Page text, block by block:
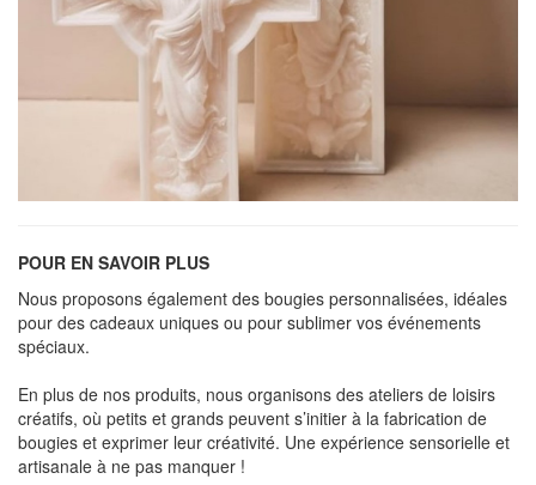
POUR EN SAVOIR PLUS
Nous proposons également des bougies personnalisées, idéales
pour des cadeaux uniques ou pour sublimer vos événements
spéciaux.
En plus de nos produits, nous organisons des ateliers de loisirs
créatifs, où petits et grands peuvent s’initier à la fabrication de
bougies et exprimer leur créativité. Une expérience sensorielle et
artisanale à ne pas manquer !